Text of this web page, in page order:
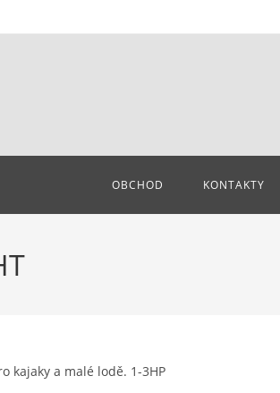
OBCHOD KONTAKTY
kajaky a malé lodě. 1-3HP